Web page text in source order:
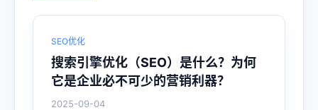
SEO优化
搜索引擎优化（SEO）是什么？为何
它是企业必不可少的营销利器？
2025-09-04